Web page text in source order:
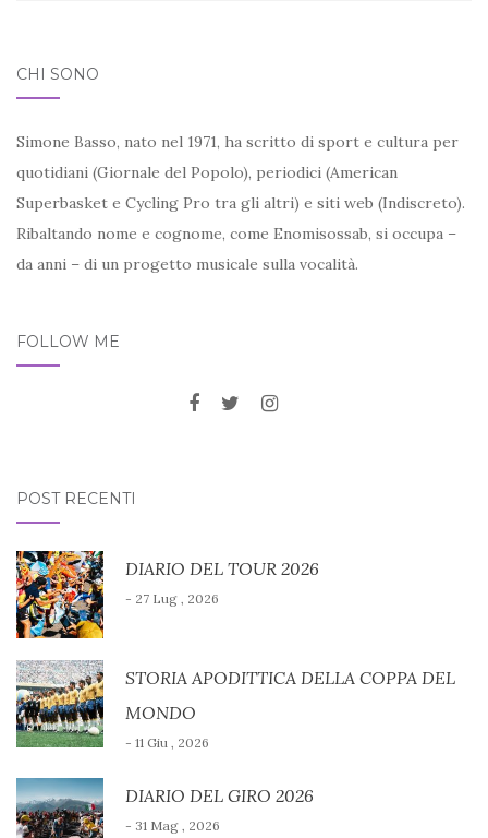
CHI SONO
Simone Basso, nato nel 1971, ha scritto di sport e cultura per
quotidiani (Giornale del Popolo), periodici (American
Superbasket e Cycling Pro tra gli altri) e siti web (Indiscreto).
Ribaltando nome e cognome, come Enomisossab, si occupa –
da anni – di un progetto musicale sulla vocalità.
FOLLOW ME
POST RECENTI
DIARIO DEL TOUR 2026
- 27 Lug , 2026
STORIA APODITTICA DELLA COPPA DEL
MONDO
- 11 Giu , 2026
DIARIO DEL GIRO 2026
- 31 Mag , 2026